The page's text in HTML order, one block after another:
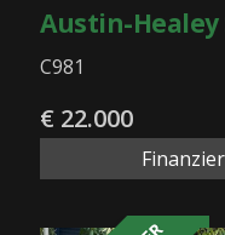
Austin-Healey
C981
€ 22.000